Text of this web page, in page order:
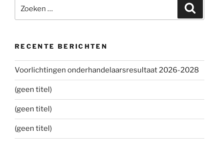
naar:
RECENTE BERICHTEN
Voorlichtingen onderhandelaarsresultaat 2026-2028
(geen titel)
(geen titel)
(geen titel)